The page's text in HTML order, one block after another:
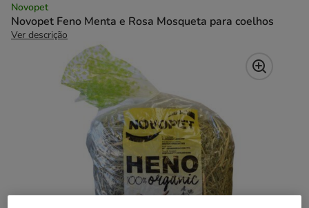
Novopet
Novopet Feno Menta e Rosa Mosqueta para coelhos
Ver descrição